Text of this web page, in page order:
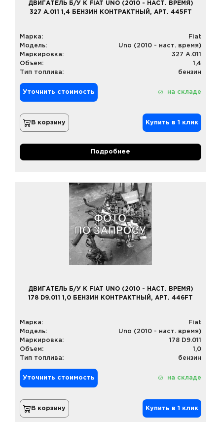
ДВИГАТЕЛЬ Б/У К FIAT UNO (2010 - НАСТ. ВРЕМЯ)
327 A.011 1,4 БЕНЗИН КОНТРАКТНЫЙ, АРТ. 445FT
Марка:
Fiat
Модель:
Uno (2010 - наст. время)
Маркировка:
327 A.011
Объем:
1,4
Тип топлива:
бензин
Уточнить стоимость на складе
В корзину Купить в 1 клик
Подробнее
ДВИГАТЕЛЬ Б/У К FIAT UNO (2010 - НАСТ. ВРЕМЯ)
178 D9.011 1,0 БЕНЗИН КОНТРАКТНЫЙ, АРТ. 446FT
Марка:
Fiat
Модель:
Uno (2010 - наст. время)
Маркировка:
178 D9.011
Объем:
1,0
Тип топлива:
бензин
Уточнить стоимость на складе
В корзину Купить в 1 клик